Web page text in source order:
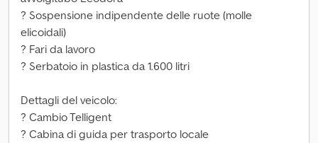
? Sospensione indipendente delle ruote (molle
elicoidali)
? Fari da lavoro
? Serbatoio in plastica da 1.600 litri
Dettagli del veicolo:
? Cambio Telligent
? Cabina di guida per trasporto locale